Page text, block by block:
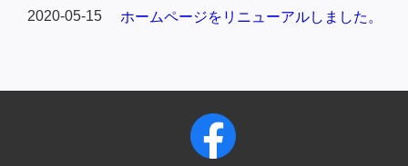
2020-05-15
ホームページをリニューアルしました。